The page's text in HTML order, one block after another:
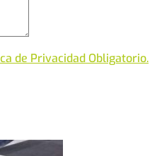
de Privacidad Obligatorio.